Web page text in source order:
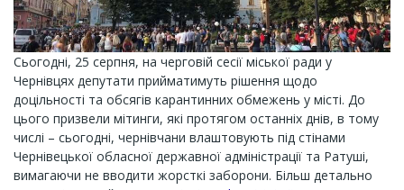
Сьогодні, 25 серпня, на черговій сесії міської ради у
Чернівцях депутати прийматимуть рішення щодо
доцільності та обсягів карантинних обмежень у місті. До
цього призвели мітинги, які протягом останніх днів, в тому
числі – сьогодні, чернівчани влаштовують під стінами
Чернівецької обласної державної адміністрації та Ратуші,
вимагаючи не вводити жорсткі заборони. Більш детально